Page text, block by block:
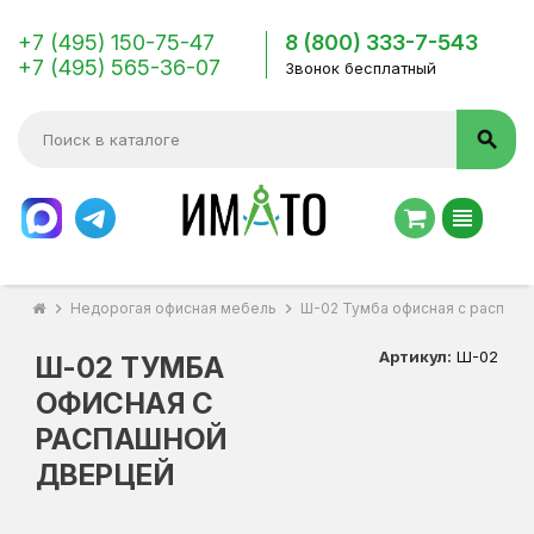
+7 (495) 150-75-47
+7 (495) 565-36-07
8 (800) 333-7-543
Звонок бесплатный
search
view_headline
chevron_right Недорогая офисная мебель chevron_right Ш-02 Тумба офисная с
Ш-02 ТУМБА
ОФИСНАЯ С
РАСПАШНОЙ
ДВЕРЦЕЙ
Артикул: Ш-02